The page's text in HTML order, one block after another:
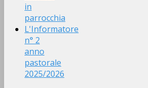
in
parrocchia
L'Informatore
n° 2
anno
pastorale
2025/2026